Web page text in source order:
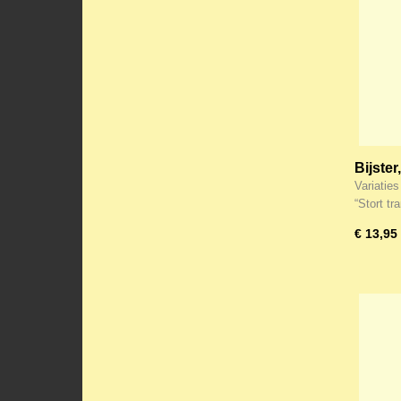
oude
tranen
“Stort
€ 13,95